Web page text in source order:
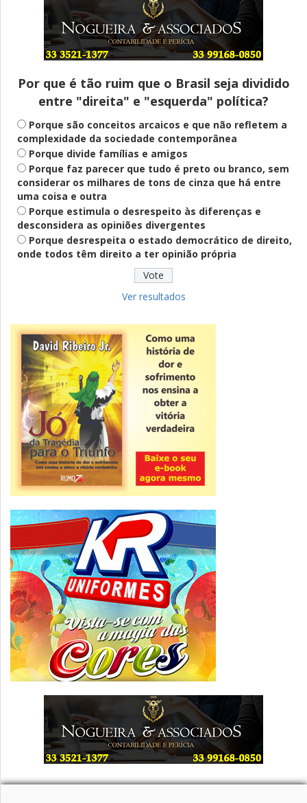
Entenda
Pix Pensão Alimentícia: entenda o que é
e como solicitar
Saúde Mental
Plataforma oferece escuta em saúde
mental para jovens no SUS Digital
Definido
PT lança Patrus Ananias como candidato
ao governo de Minas Gerais
Fies: pré-selecionados têm até terça
para complementar informações
Novidade
CNPJ alfanumérico começa a ser emitido
nesta sexta
ver todas »
Por que é tão ruim que o Brasil seja dividido
entre "direita" e "esquerda" política?
Porque são conceitos arcaicos e que não refletem a
complexidade da sociedade contemporânea
Porque divide famílias e amigos
Porque faz parecer que tudo é preto ou branco, sem
considerar os milhares de tons de cinza que há entre
uma coisa e outra
Porque estimula o desrespeito às diferenças e
desconsidera as opiniões divergentes
Porque desrespeita o estado democrático de direito,
onde todos têm direito a ter opinião própria
Ver resultados